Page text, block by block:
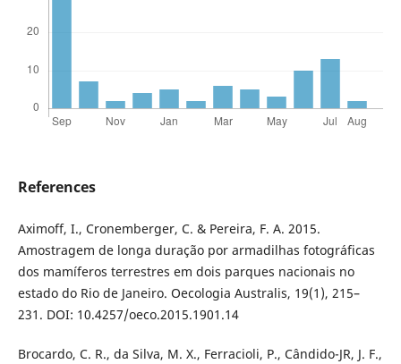
References
Aximoff, I., Cronemberger, C. & Pereira, F. A. 2015.
Amostragem de longa duração por armadilhas fotográficas
dos mamíferos terrestres em dois parques nacionais no
estado do Rio de Janeiro. Oecologia Australis, 19(1), 215–
231. DOI: 10.4257/oeco.2015.1901.14
Brocardo, C. R., da Silva, M. X., Ferracioli, P., Cândido-JR, J. F.,